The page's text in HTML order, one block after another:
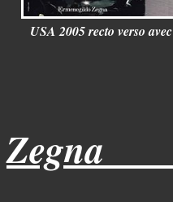
USA 2005 recto verso